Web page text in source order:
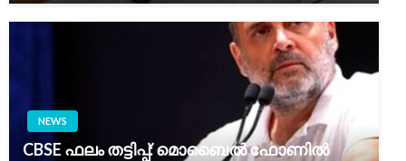
NEWS
CBSE ഫലം തട്ടിപ്പ്: മൊബൈൽ ഫോണിൽ